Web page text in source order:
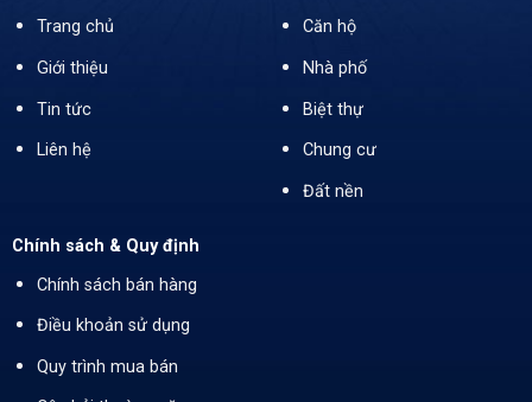
Trang chủ
Giới thiệu
Tin tức
Liên hệ
Căn hộ
Nhà phố
Biệt thự
Chung cư
Đất nền
Chính sách & Quy định
Chính sách bán hàng
Điều khoản sử dụng
Quy trình mua bán